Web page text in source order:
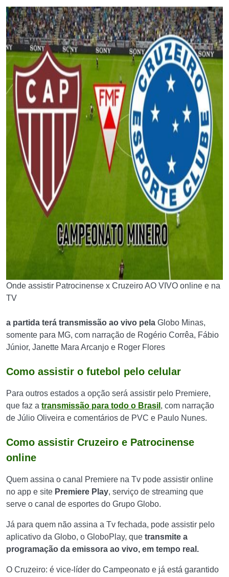
Onde assistir Patrocinense x Cruzeiro AO VIVO online e na
TV
a partida terá transmissão ao vivo pela Globo Minas,
somente para MG, com narração de Rogério Corrêa, Fábio
Júnior, Janette Mara Arcanjo e Roger Flores
Como assistir o futebol pelo celular
Para outros estados a opção será assistir pelo Premiere,
que faz a transmissão para todo o Brasil , com narração
de Júlio Oliveira e comentários de PVC e Paulo Nunes.
Como assistir Cruzeiro e Patrocinense
online
Quem assina o canal Premiere na Tv pode assistir online
no app e site Premiere Play, serviço de streaming que
serve o canal de esportes do Grupo Globo.
Já para quem não assina a Tv fechada, pode assistir pelo
aplicativo da Globo, o GloboPlay, que transmite a
programação da emissora ao vivo, em tempo real.
O Cruzeiro: é vice-líder do Campeonato e já está garantido